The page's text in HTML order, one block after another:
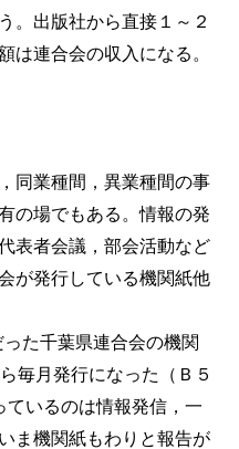
。出版社から直接１～２
は連合会の収入になる。
同業種間，異業種間の事
の場でもある。情報の発
表者会議，部会活動など
が発行している機関紙他
た千葉県連合会の機関
毎月発行になった（Ｂ５
いるのは情報発信，一
ま機関紙もわりと報告が